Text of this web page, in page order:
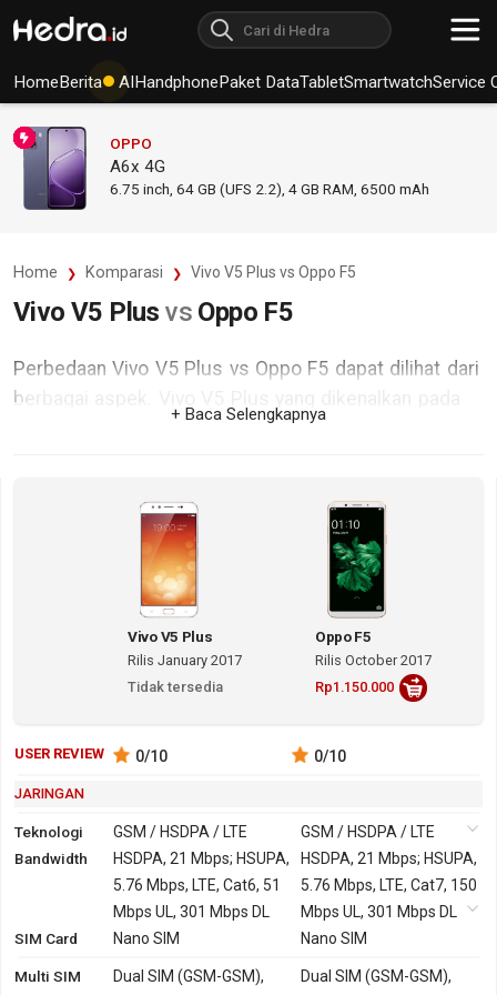
HomeBerita AIHandphonePaket DataTabletSmartwatchService
OPPO
A6x 4G
6.75 inch, 64 GB (UFS 2.2), 4 GB RAM 6500 mAh
Home Komparasi Vivo V5 Plus vs Oppo F5
Vivo V5 Plus vs Oppo F5
Perbedaan Vivo V5 Plus vs Oppo F5 dapat dilihat dari
berbagai aspek. Vivo V5 Plus yang dikenalkan pada
Januari 2017, mengadopsi sistem operasi Android
Oktober 2017 ditopang OS Android v8.1 (Oreo)
dengan mengandalkan GSM / HSDPA / LTE.
Di sisi antarmuka, Vivo V5 Plus mengusung layar 5.5
inch jenis IPS LCD berkerapatan 401 ppi dengan
resolusi 1920x1080 pixels. Sementara kaca Oppo F5
yang berdiagonal 6.0 inch menggunakan IPS LCD
teknis akan menghasilkan 402 ppi.
Plus memiliki panjang 152.6 mm, lebar 74 mm
dengan ketebalan 7.3 mm. Adapun Oppo F5
berdimensi panjang 156.5 mm, lebar 76 mm, dan
tebal 7.5 mm. Untuk bobotnya, Vivo V5 Plus lebih
yang 152 gram.
+ Baca Selengkapnya
Vivo V5 Plus
Rilis January 2017
Tidak tersedia
Oppo F5
Rilis October 2017
Rp1.150.000
USER REVIEW 0/10 0/10
JARINGAN
Teknologi GSM / HSDPA / LTE
GSM / HSDPA / LTE
2G
GSM 850, 900, 1800,
1900
GSM 850, 900, 1800,
1900
HSDPA 850, 900,
2100
HSDPA 850, 900,
1900, 2100
TD-SCDMA 1900,
2000
Bandwidth
HSDPA, 21 Mbps; HSUPA,
5.76 Mbps, LTE, Cat6, 51
Mbps UL, 301 Mbps DL
HSDPA, 21 Mbps; HSUPA,
5.76 Mbps, LTE, Cat7, 150
Mbps UL, 301 Mbps DL
SIM Card
Nano SIM Nano SIM
Multi SIM
Dual SIM (GSM-GSM),
Dual SIM (GSM-GSM),